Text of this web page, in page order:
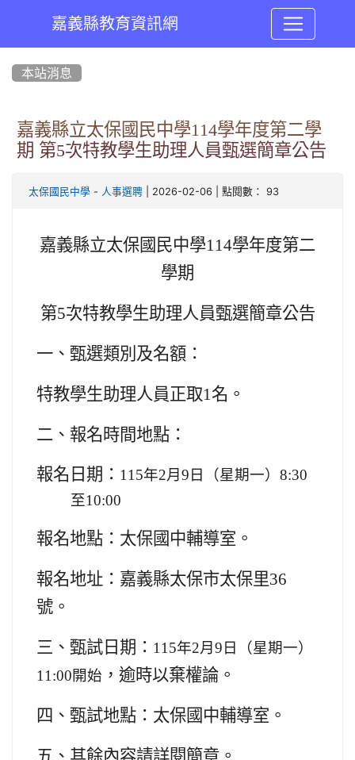
嘉義縣教育資訊網
本站消息
嘉義縣立太保國民中學114學年度第二學
期 第5次特教學生助理人員甄選簡章公告
太保國民中學 - 人事選聘 | 2026-02-06 | 點閱數： 93
嘉義縣立太保國民中學114學年度第二
學期
第5次特教學生助理人員甄選簡章公告
一、甄選類別及名額：
特教學生助理人員正取1名。
二、報名時間地點：
報名日期： 115年2月9日（星期一）8:30
至10:00
報名地點：太保國中輔導室。
報名地址：嘉義縣太保市太保里36
號。
三、甄試日期： 115年2月9日（星期一）
11:00開始 ，逾時以棄權論。
四、甄試地點：太保國中輔導室。
五、其餘內容請詳閱簡章。